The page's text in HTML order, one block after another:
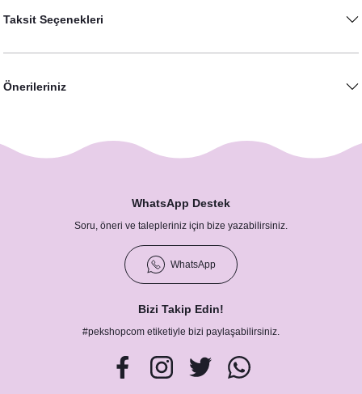
Taksit Seçenekleri
Önerileriniz
WhatsApp Destek
Soru, öneri ve talepleriniz için bize yazabilirsiniz.
WhatsApp
Bizi Takip Edin!
#pekshopcom etiketiyle bizi paylaşabilirsiniz.